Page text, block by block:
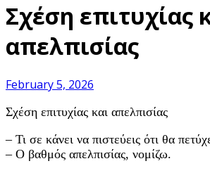
Σχέση επιτυχίας
απελπισίας
February 5, 2026
Σχέση επιτυχίας και απελπισίας
– Τι σε κάνει να πιστεύεις ότι θα
– Ο βαθμός απελπισίας, νομίζω.